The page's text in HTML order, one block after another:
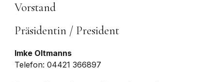
Vorstand
Präsidentin / President
Imke Oltmanns
Telefon: 04421 366897